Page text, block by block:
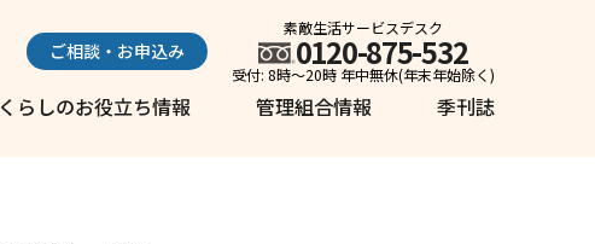
くらしのお役立ち情報 管理組合情報 季刊誌
ご相談・お申込み
素敵生活サービスデスク
0120-875-532
受付: 8時～20時 年中無休(年末年始除く)